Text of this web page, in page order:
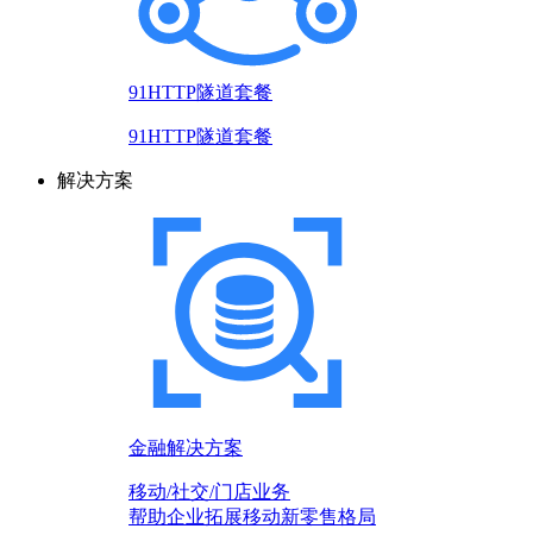
91HTTP隧道套餐
91HTTP隧道套餐
解决方案
金融解决方案
移动/社交/门店业务
帮助企业拓展移动新零售格局